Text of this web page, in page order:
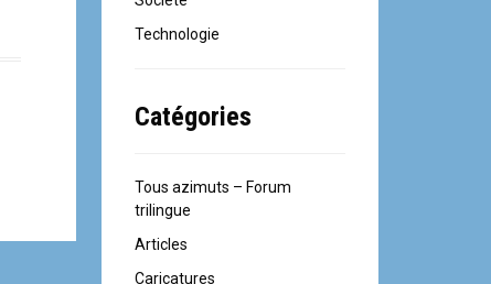
Technologie
Catégories
Tous azimuts – Forum
trilingue
Articles
Caricatures